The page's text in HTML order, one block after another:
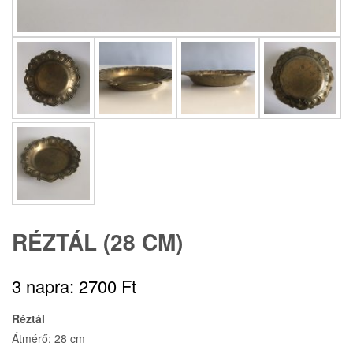
RÉZTÁL (28 CM)
3 napra: 2700 Ft
Réztál
Átmérő: 28 cm